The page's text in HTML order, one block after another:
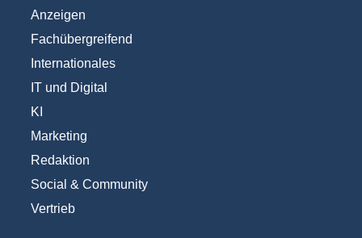
Anzeigen
Fachübergreifend
Internationales
IT und Digital
KI
Marketing
Redaktion
Social & Community
Vertrieb